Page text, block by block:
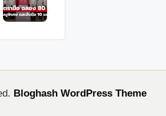
Bloghash WordPress Theme